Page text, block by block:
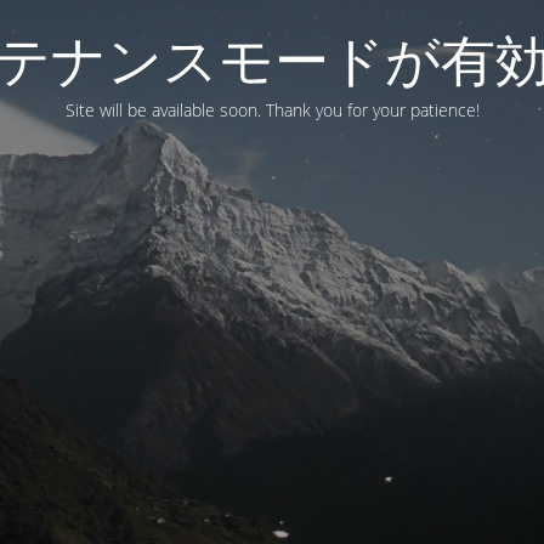
ナンスモードが有
Site will be available soon. Thank you for your patience!